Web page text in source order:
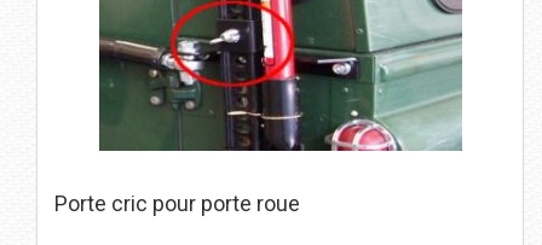
Porte cric pour porte roue